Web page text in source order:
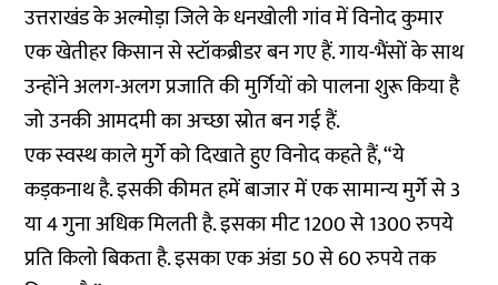
उत्तराखंड के अल्मोड़ा जिले के धनखोली गांव में विनोद कुमार
एक खेतीहर किसान से स्टॉकब्रीडर बन गए हैं. गाय-भैंसों के साथ
उन्होंने अलग-अलग प्रजाति की मुर्गियों को पालना शुरू किया है
जो उनकी आमदमी का अच्छा स्रोत बन गई हैं.
एक स्वस्थ काले मुर्गे को दिखाते हुए विनोद कहते हैं, “ये
कड़कनाथ है. इसकी कीमत हमें बाजार में एक सामान्य मुर्गे से 3
या 4 गुना अधिक मिलती है. इसका मीट 1200 से 1300 रुपये
प्रति किलो बिकता है. इसका एक अंडा 50 से 60 रुपये तक